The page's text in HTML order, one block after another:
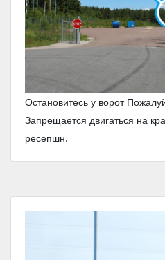
Остановитесь у ворот
Запрещается двигаться на
ресепшн.